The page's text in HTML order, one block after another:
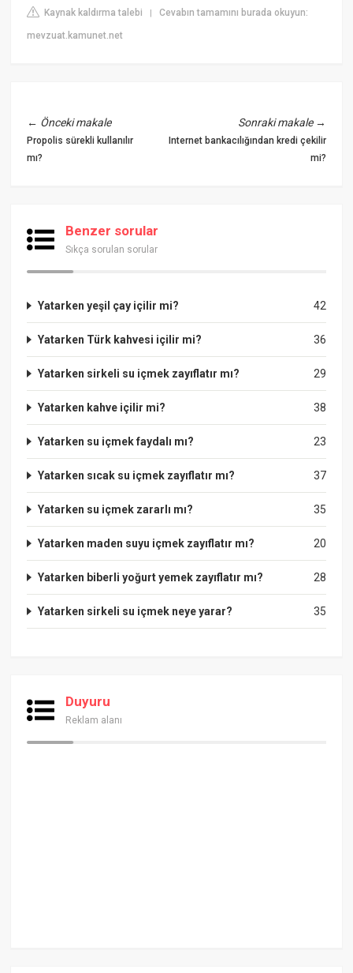
Kaynak kaldırma talebi |Cevabın tamamını burada okuyun:
mevzuat.kamunet.net
← Önceki makale
Propolis sürekli kullanılır
mı?
Sonraki makale→
Internet bankacılığından kredi çekilir
mi?
Benzer sorular
Sıkça sorulan sorular
42
Yatarken yeşil çay içilir mi?
36
Yatarken Türk kahvesi içilir mi?
29
Yatarken sirkeli su içmek zayıflatır mı?
38
Yatarken kahve içilir mi?
23
Yatarken su içmek faydalı mı?
37
Yatarken sıcak su içmek zayıflatır mı?
35
Yatarken su içmek zararlı mı?
20
Yatarken maden suyu içmek zayıflatır mı?
28
Yatarken biberli yoğurt yemek zayıflatır mı?
35
Yatarken sirkeli su içmek neye yarar?
Duyuru
Reklam alanı